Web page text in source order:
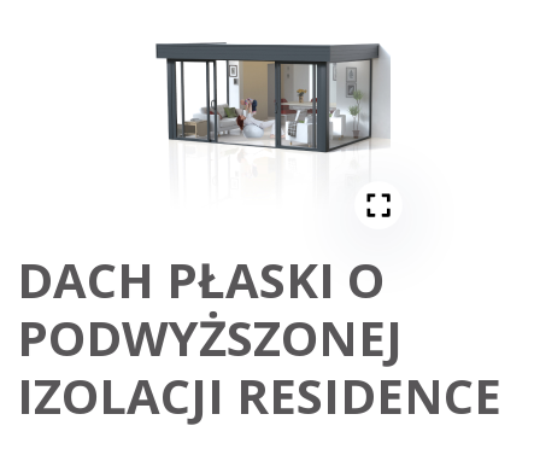
DACH PŁASKI O
PODWYŻSZONEJ
IZOLACJI RESIDENCE